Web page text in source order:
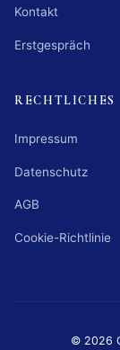
Kontakt
Erstgespräch
RECHTLICHES
Impressum
Datenschutz
AGB
Cookie-Richtlinie
© 2026